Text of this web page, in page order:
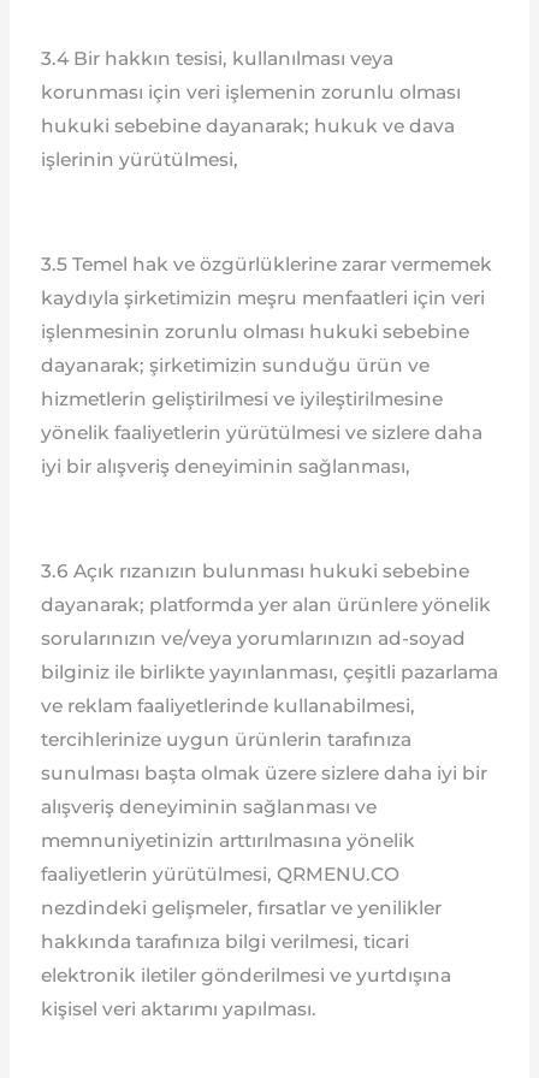
3.4 Bir hakkın tesisi, kullanılması veya
korunması için veri işlemenin zorunlu olması
hukuki sebebine dayanarak; hukuk ve dava
işlerinin yürütülmesi,
3.5 Temel hak ve özgürlüklerine zarar vermemek
kaydıyla şirketimizin meşru menfaatleri için veri
işlenmesinin zorunlu olması hukuki sebebine
dayanarak; şirketimizin sunduğu ürün ve
hizmetlerin geliştirilmesi ve iyileştirilmesine
yönelik faaliyetlerin yürütülmesi ve sizlere daha
iyi bir alışveriş deneyiminin sağlanması,
3.6 Açık rızanızın bulunması hukuki sebebine
dayanarak; platformda yer alan ürünlere yönelik
sorularınızın ve/veya yorumlarınızın ad-soyad
bilginiz ile birlikte yayınlanması, çeşitli pazarlama
ve reklam faaliyetlerinde kullanabilmesi,
tercihlerinize uygun ürünlerin tarafınıza
sunulması başta olmak üzere sizlere daha iyi bir
alışveriş deneyiminin sağlanması ve
memnuniyetinizin arttırılmasına yönelik
faaliyetlerin yürütülmesi, QRMENU.CO
nezdindeki gelişmeler, fırsatlar ve yenilikler
hakkında tarafınıza bilgi verilmesi, ticari
elektronik iletiler gönderilmesi ve yurtdışına
kişisel veri aktarımı yapılması.